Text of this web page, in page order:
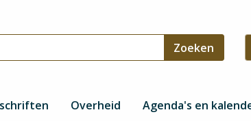
Overheid Agenda's en